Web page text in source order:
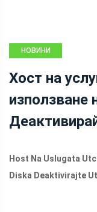
НОВИНИ
Хост на
използване
Host Na Uslugata
Diska Deaktivirajte